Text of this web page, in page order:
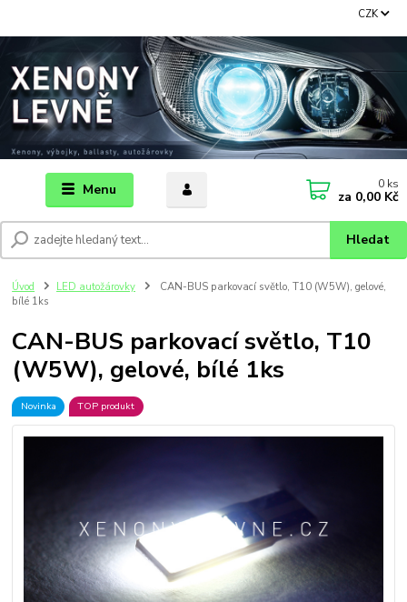
Menu
CZK
Hledat
0 ks
za 0,00 Kč
Úvod LED autožárovky
CAN-BUS parkovací světlo, T10 (W5W), gelové,
bílé 1ks
CAN-BUS parkovací světlo, T10
(W5W), gelové, bílé 1ks
Novinka TOP produkt